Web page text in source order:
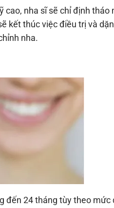
nha sĩ sẽ chỉ định tháo
kết thúc việc điều trị và
nha.
đến 24 tháng tùy theo mức